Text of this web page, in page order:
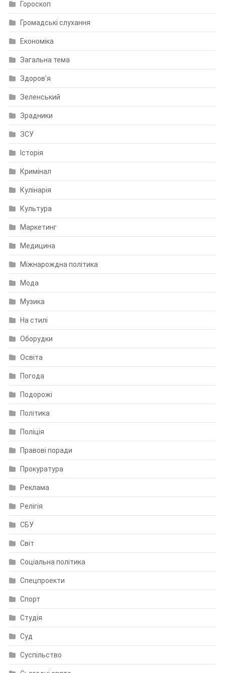
Гороскоп
Громадські слухання
Економіка
Загальна тема
Здоров'я
Зеленський
Зрадники
ЗСУ
Історія
Кримінал
Кулінарія
Культура
Маркетинг
Медицина
Міжнарождна політика
Мода
Музика
На стилі
Оборудки
Освіта
Погода
Подорожі
Політика
Поліція
Правові поради
Прокуратура
Реклама
Релігія
СБУ
Світ
Соціальна політика
Спецпроекти
Спорт
Студія
Суд
Суспільство